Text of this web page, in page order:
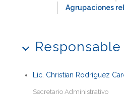
Agrupaciones
Responsable
Lic. Christian Rodríguez
Secretario Administrativo